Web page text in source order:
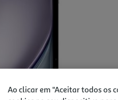
Ao clicar em "Aceitar todos os